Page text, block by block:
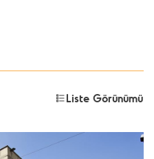
Liste Görünümü